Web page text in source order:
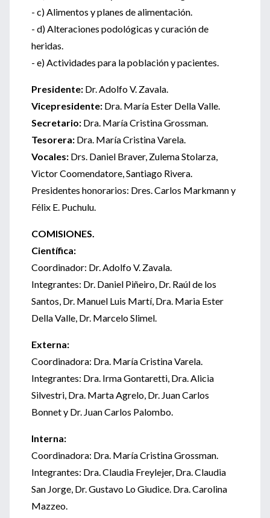
- c) Alimentos y planes de alimentación.
- d) Alteraciones podológicas y curación de
heridas.
- e) Actividades para la población y pacientes.
Presidente: Dr. Adolfo V. Zavala.
Vicepresidente: Dra. María Ester Della Valle.
Secretario: Dra. María Cristina Grossman.
Tesorera: Dra. María Cristina Varela.
Vocales: Drs. Daniel Braver, Zulema Stolarza,
Victor Coomendatore, Santiago Rivera.
Presidentes honorarios: Dres. Carlos Markmann y
Félix E. Puchulu.
COMISIONES.
Científica:
Coordinador: Dr. Adolfo V. Zavala.
Integrantes: Dr. Daniel Piñeiro, Dr. Raúl de los
Santos, Dr. Manuel Luis Martí, Dra. Maria Ester
Della Valle, Dr. Marcelo Slimel.
Externa:
Coordinadora: Dra. María Cristina Varela.
Integrantes: Dra. Irma Gontaretti, Dra. Alicia
Silvestri, Dra. Marta Agrelo, Dr. Juan Carlos
Bonnet y Dr. Juan Carlos Palombo.
Interna:
Coordinadora: Dra. María Cristina Grossman.
Integrantes: Dra. Claudia Freylejer, Dra. Claudia
San Jorge, Dr. Gustavo Lo Giudice. Dra. Carolina
Mazzeo.